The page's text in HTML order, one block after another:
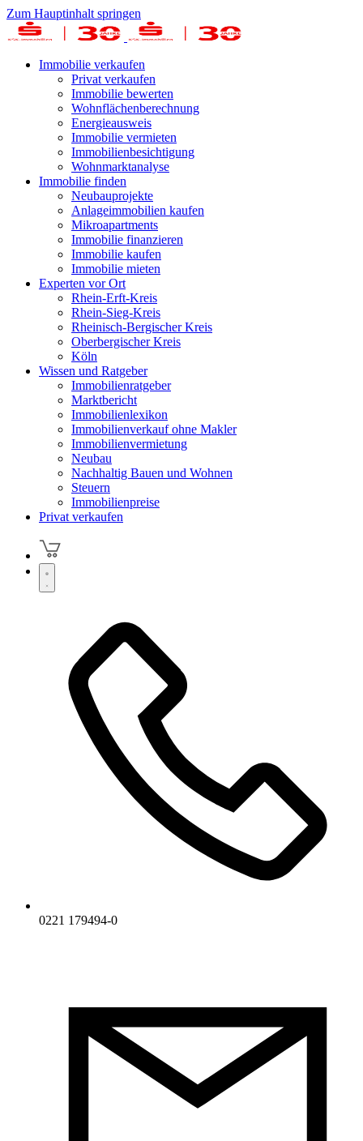
Zum Hauptinhalt springen
Immobilie verkaufen
Privat verkaufen
Immobilie bewerten
Wohnflächenberechnung
Energieausweis
Immobilie vermieten
Immobilienbesichtigung
Wohnmarktanalyse
Immobilie finden
Neubauprojekte
Anlageimmobilien kaufen
Mikroapartments
Immobilie finanzieren
Immobilie kaufen
Immobilie mieten
Experten vor Ort
Rhein-Erft-Kreis
Rhein-Sieg-Kreis
Rheinisch-Bergischer Kreis
Oberbergischer Kreis
Köln
Wissen und Ratgeber
Immobilienratgeber
Marktbericht
Immobilienlexikon
Immobilienverkauf ohne Makler
Immobilienvermietung
Neubau
Nachhaltig Bauen und Wohnen
Steuern
Immobilienpreise
Privat verkaufen
0221 179494-0